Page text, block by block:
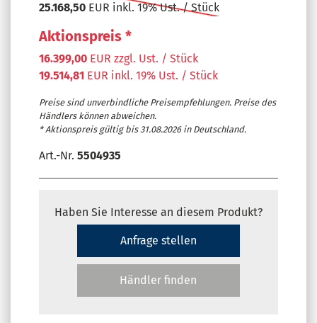
25.168,50 EUR inkl. 19% Ust. / Stück
Aktionspreis *
16.399,00 EUR zzgl. Ust. / Stück
19.514,81 EUR inkl. 19% Ust. / Stück
Preise sind unverbindliche Preisempfehlungen. Preise des
Händlers können abweichen.
* Aktionspreis gültig bis 31.08.2026 in Deutschland.
Art.-Nr. 5504935
Haben Sie Interesse an diesem Produkt?
Anfrage stellen
Händler finden